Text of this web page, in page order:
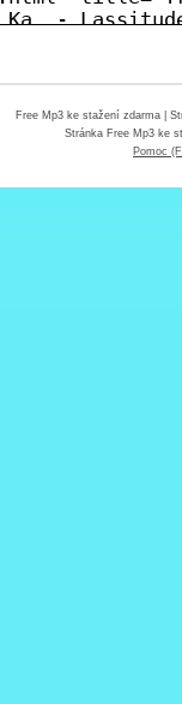
Free Mp3 ke stažení zdarma|
Stránka Free Mp3 ke
Pomoc